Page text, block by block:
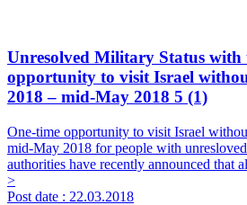
Unresolved Military Status with
opportunity to visit Israel
2018 – mid-May 2018 5 (1)
One-time opportunity to visit Israel
mid-May 2018 for people with
authorities have recently announced that
>
Post date : 22.03.2018